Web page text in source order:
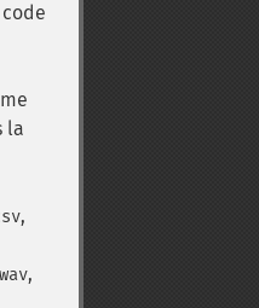
la
,
,